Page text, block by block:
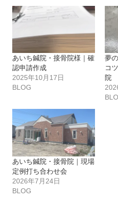
あいち鍼院・接骨院様｜確
認申請作成
2025年10月17日
BLOG
夢
コ
院
あいち鍼院・接骨院｜現場
定例打ち合わせ会
2026年7月24日
BLOG